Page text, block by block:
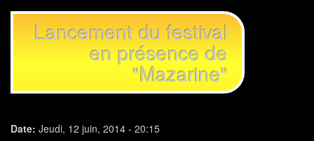
Lancement du festival
en présence de
"Mazarine"
Date: Jeudi, 12 juin, 2014 - 20:15